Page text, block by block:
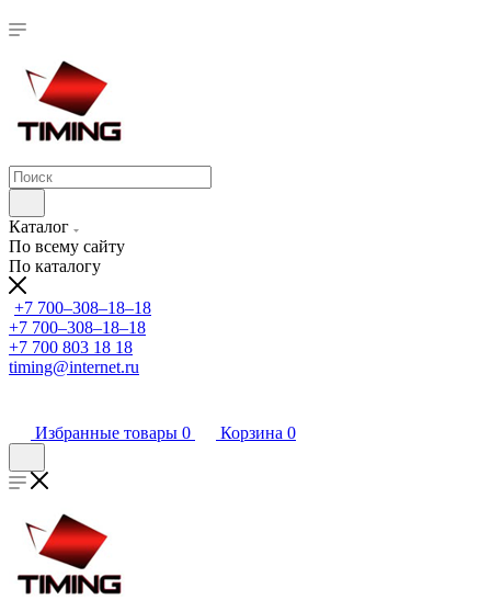
Каталог
По всему сайту
По каталогу
+7 700‒308‒18‒18
+7 700‒308‒18‒18
+7 700 803 18 18
timing@internet.ru
Избранные товары 0 Корзина 0